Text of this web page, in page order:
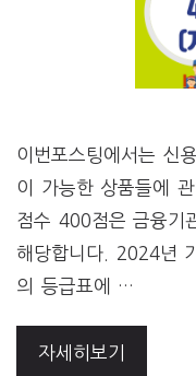
이번포스팅에서는 신
이 가능한 상품들에
점수 400점은 금융기
해당합니다. 2024년
의 등급표에 …
자세히보기